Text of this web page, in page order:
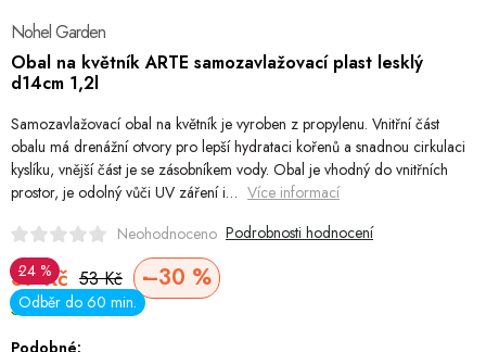
World Cleanup Day
Akční ceny
Půjčovna Kontaktuje nás
Obchodní podmínky
Vrácení a reklamace
Podmínky ochrany osobních údajů
Zásady používání cookies
O nás Blog
53 Kč –30 %
37 Kč
Měrná
Skladem
Podobné:
24 %
Odběr do 60 min.
Nohel Garden
Obal na květník ARTE samozavlažovací plast lesklý
d14cm 1,2l
Samozavlažovací obal na květník je vyroben z propylenu. Vnitřní část
obalu má drenážní otvory pro lepší hydrataci kořenů a snadnou cirkulaci
kyslíku, vnější část je se zásobníkem vody. Obal je vhodný do vnitřních
prostor, je odolný vůči UV záření i… Více informací
Neohodnoceno Podrobnosti hodnocení